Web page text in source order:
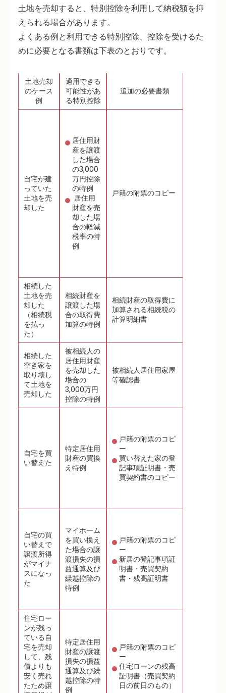
土地を売却すると、特別控除を利用して納税額を抑
えられる場合があります。
よくある例と利用できる特別控除、控除を受けるた
めに必要となる書類は下表のとおりです。
土地売却
のケース
例
適用できる
可能性があ
る特別控除
追加の必要書類
自宅が建
っていた
土地を売
却した
居住用財
産を譲渡
した場合
の3,000
万円控除
の特例
居住用
財産を売
却した場
合の軽減
税率の特
例
戸籍の附票のコピー
相続した
土地を売
却した
（相続税
を払っ
た）
相続財産を
譲渡した場
合の取得費
加算の特例
相続財産の取得費に
加算される相続税の
計算明細書
相続した
空き家を
取り壊し
て土地を
売却した
被相続人の
居住用財産
を売却した
場合の
3,000万円
控除の特例
被相続人居住用家屋
等確認書
自宅を買
い替えた
特定居住用
財産の買換
え特例
戸籍の附票のコピ
ー
買い替えた家の登
記事項証明書・売
買契約書のコピー
自宅の買
い替えで
譲渡所得
がマイナ
スになっ
た
マイホーム
を買い換え
た場合の譲
渡損失の損
益通算及び
繰越控除の
特例
戸籍の附票のコピ
ー
新居の登記事項証
明書・売買契約
書・残高証明書
住宅ロー
ンが残っ
ている自
宅を売却
して、残
債よりも
安く売れ
たため譲
特定居住用
財産の譲渡
損失の損益
通算及び繰
越控除の特
例
戸籍の附票のコピ
ー
住宅ローンの残高
証明書（売買契約
日の前日のもの）